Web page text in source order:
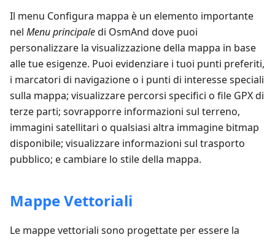
Il menu Configura mappa è un elemento importante
nel Menu principaledi OsmAnd dove puoi
personalizzare la visualizzazione della mappa in base
alle tue esigenze. Puoi evidenziare i tuoi punti preferiti,
i marcatori di navigazione o i punti di interesse speciali
sulla mappa; visualizzare percorsi specifici o file GPX di
terze parti; sovrapporre informazioni sul terreno,
immagini satellitari o qualsiasi altra immagine bitmap
disponibile; visualizzare informazioni sul trasporto
pubblico; e cambiare lo stile della mappa.
Mappe Vettoriali
Le mappe vettoriali sono progettate per essere la